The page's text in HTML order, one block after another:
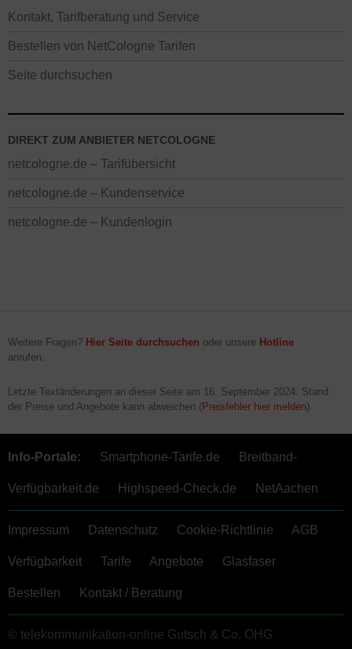
Kontakt, Tarifberatung und Service
Bestellen von NetCologne Tarifen
Seite durchsuchen
DIREKT ZUM ANBIETER NETCOLOGNE
netcologne.de – Tarifübersicht
netcologne.de – Kundenservice
netcologne.de – Kundenlogin
Weitere Fragen? Hier Seite durchsuchen oder unsere Hotline
anrufen.
Letzte Textänderungen an dieser Seite am 16. September 2024. Stand
der Preise und Angebote kann abweichen (Preisfehler hier melden).
Info-Portale: Smartphone-Tarife.de Breitband-
Verfügbarkeit.de Highspeed-Check.de NetAachen
Impressum Datenschutz Cookie-Richtlinie AGB
Verfügbarkeit Tarife Angebote Glasfaser
Bestellen Kontakt / Beratung
© telekommunikation-online Gutsch & Co. OHG